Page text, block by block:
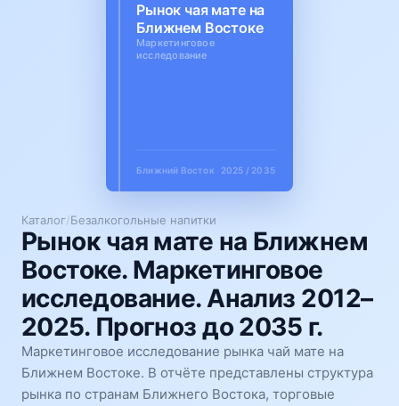
Каталог/Безалкогольные напитки
Рынок чая мате на Ближнем
Востоке. Маркетинговое
исследование. Анализ 2012–
2025. Прогноз до 2035 г.
Маркетинговое исследование рынка чай мате на
Ближнем Востоке. В отчёте представлены структура
рынка по странам Ближнего Востока, торговые
Рынок чая мате на
Ближнем Востоке
Маркетинговое
исследование
Ближний Восток 2025 / 2035